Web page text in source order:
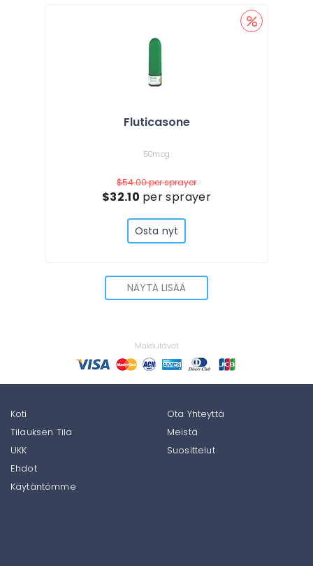
Fluticasone
50mcg
$54.00per sprayer
$32.10 per sprayer
Osta nyt
NÄYTÄ LISÄÄ
Maksutavat
Koti
Tilauksen Tila
UKK
Ota Yhteyttä
Meistä
Suosittelut
Ehdot
Käytäntömme